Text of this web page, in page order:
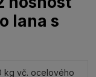
lana s